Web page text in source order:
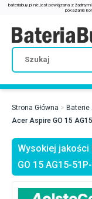
Strona Główna Baterie
Acer Aspire GO 15
Wysokiej jakości
GO 15 AG15-